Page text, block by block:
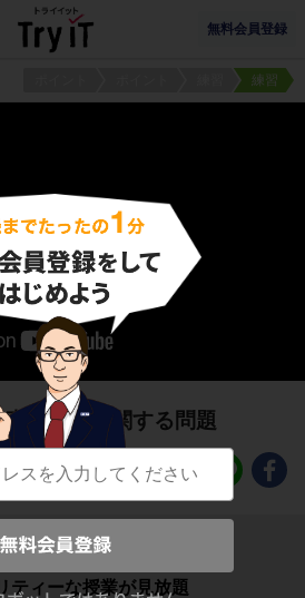
無料会員登録
練習
線運動に関する問題
から大人の学び直しまで
ティーな授業が見放題